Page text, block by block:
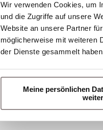
Wir verwenden Cookies, um
und die Zugriffe auf unsere
Website an unsere Partner
möglicherweise mit weiteren
der Dienste gesammelt
Meine persönlichen